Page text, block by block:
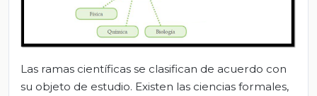
Las ramas científicas se clasifican de acuerdo con
su objeto de estudio. Existen las ciencias formales,